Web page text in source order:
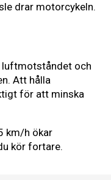
drar motorcykeln.
luftmotståndet och
Att hålla
för att minska
km/h ökar
kör fortare.